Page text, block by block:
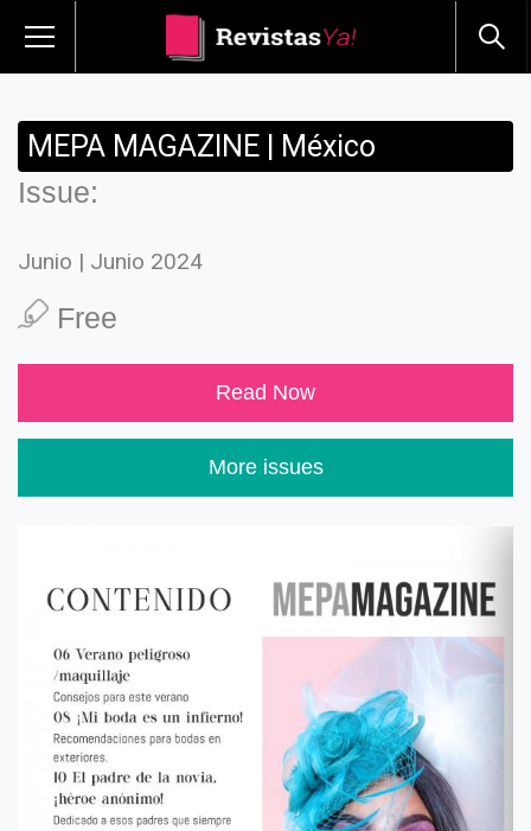
MEPA MAGAZINE | México
Issue:
Junio | Junio 2024
Free
Read Now
More issues